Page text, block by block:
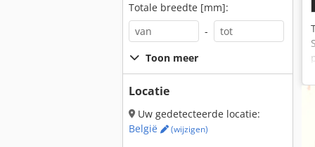
Totale breedte [mm]:
-
Toon meer
Locatie
Uw gedetecteerde locatie:
België
(wijzigen)